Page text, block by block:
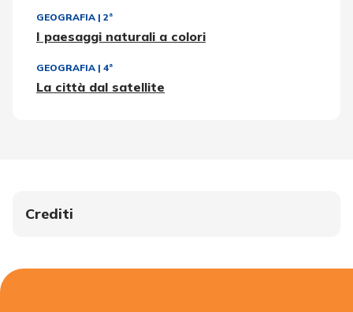
GEOGRAFIA | 2ª
I paesaggi naturali a colori
GEOGRAFIA | 4ª
La città dal satellite
Crediti